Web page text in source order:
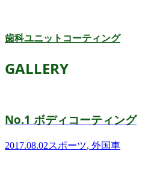
歯科ユニットコーティング
GALLERY
No.1 ボディコーティング
2017.08.02スポーツ, 外国車